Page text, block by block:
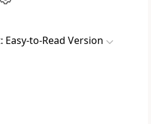
to-Read Version